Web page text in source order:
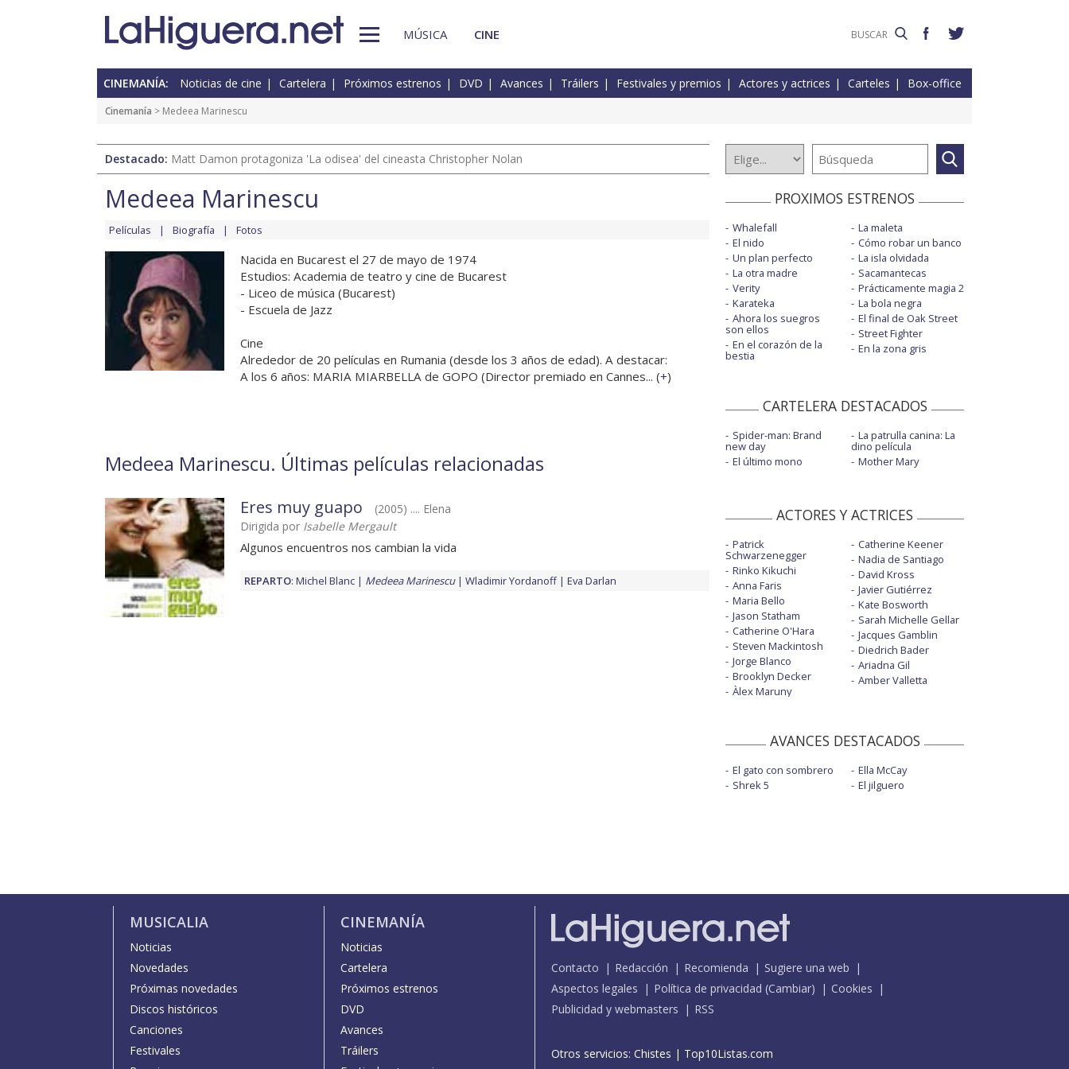
MÚSICA CINE
CINEMANÍA: Noticias de cine Cartelera Próximos estrenos DVD Avances Tráilers Festivales y premios Actores y actrices Carteles Box-office
Cinemanía > Medeea Marinescu
Destacado: Matt Damon protagoniza 'La odisea' del cineasta Christopher Nolan
Medeea Marinescu
Películas Biografía Fotos
Nacida en Bucarest el 27 de mayo de 1974
Estudios: Academia de teatro y cine de Bucarest
- Liceo de música (Bucarest)
- Escuela de Jazz
Cine
Alrededor de 20 películas en Rumania (desde los 3 años de edad). A destacar:
A los 6 años: MARIA MIARBELLA de GOPO (Director premiado en Cannes... (+)
Medeea Marinescu. Últimas películas relacionadas
Eres muy guapo
(2005) .... Elena
Dirigida por Isabelle Mergault
Algunos encuentros nos cambian la vida
REPARTO: Michel Blanc Medeea Marinescu Wladimir Yordanoff Eva Darlan
PROXIMOS ESTRENOS
Whalefall
El nido
Un plan perfecto
La otra madre
Verity
Karateka
Ahora los suegros
son ellos
En el corazón de la
bestia
La maleta
Cómo robar un banco
La isla olvidada
Sacamantecas
Prácticamente magia 2
La bola negra
El final de Oak Street
Street Fighter
En la zona gris
CARTELERA DESTACADOS
Spider-man: Brand
new day
El último mono
La patrulla canina: La
dino película
Mother Mary
ACTORES Y ACTRICES
Patrick
Schwarzenegger
Rinko Kikuchi
Anna Faris
Maria Bello
Jason Statham
Catherine O'Hara
Steven Mackintosh
Jorge Blanco
Brooklyn Decker
Àlex Maruny
Catherine Keener
Nadia de Santiago
David Kross
Javier Gutiérrez
Kate Bosworth
Sarah Michelle Gellar
Jacques Gamblin
Diedrich Bader
Ariadna Gil
Amber Valletta
AVANCES DESTACADOS
El gato con sombrero
Shrek 5
Ella McCay
El jilguero
MUSICALIA
Noticias
Novedades
Próximas novedades
Discos históricos
Canciones
Festivales
CINEMANÍA
Noticias
Cartelera
Próximos estrenos
DVD
Avances
Tráilers
Contacto Redacción Recomienda
Sugiere una web
Aspectos legales
Política de privacidad (Cambiar)
Cookies
Publicidad y webmasters
RSS
Otros servicios: Chistes | Top10Listas.com